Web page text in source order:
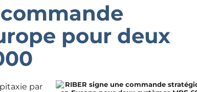
pour deux
par